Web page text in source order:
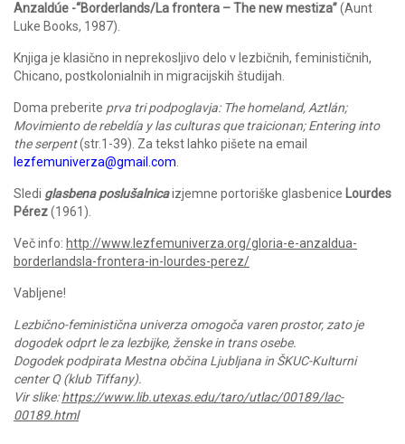
Anzaldúe -“Borderlands/La frontera – The new mestiza”(Aunt
Luke Books, 1987).
Knjiga je klasično in neprekosljivo delo v lezbičnih, feminističnih,
Chicano, postkolonialnih in migracijskih študijah.
Doma preberite prva tri podpoglavja: The homeland, Aztlán;
Movimiento de rebeldía y las culturas que traicionan; Entering into
the serpent(str.1-39). Za tekst lahko pišete na email
lezfemuniverza@gmail.com
Sledi glasbena poslušalnicaizjemne portoriške glasbenice Lourdes
Pérez(1961).
Več info: http://www.lezfemuniverza.org/gloria-e-anzaldua-
borderlandsla-frontera-in-lourdes-perez/
Vabljene!
Lezbično-feministična univerza omogoča varen prostor, zato je
dogodek odprt le za lezbijke, ženske in trans osebe.
Dogodek podpirata Mestna občina Ljubljana in ŠKUC-Kulturni
center Q (klub Tiffany).
Vir slike:https://www.lib.utexas.edu/taro/utlac/00189/lac-
00189.html